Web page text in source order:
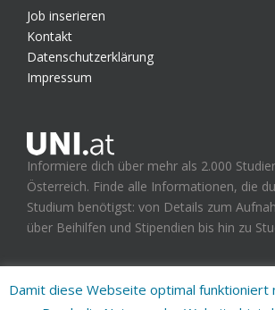
Job inserieren
Kontakt
Datenschutzerklärung
Impressum
Informiere dich über mehr als 2.000
Österreich. Finde alle Informationen, die
Studium benötigst: von Details zum
über Beihilfen und Stipendien bis hin zu
Damit diese Webseite optimal funktioniert